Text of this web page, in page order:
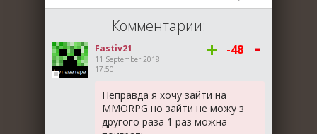
Комментарии:
Fastiv21
11 September 2018
17:50
+ -48 -
Неправда я хочу зайти на
ММОRPG но зайти не можу з
другого раза 1 раз можна